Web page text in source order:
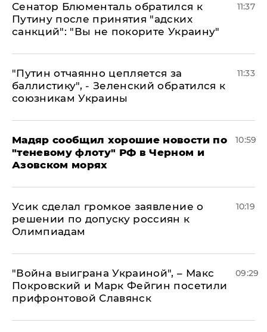
Сенатор Блюменталь обратился к
Путину после принятия "адских
санкций": "Вы не покорите Украину"
11:37
"Путин отчаянно цепляется за
баллистику", - Зеленский обратился к
союзникам Украины
11:33
Мадяр сообщил хорошие новости по
"теневому флоту" РФ в Черном и
Азовском морях
10:59
Усик сделал громкое заявление о
решении по допуску россиян к
Олимпиадам
10:19
"Война выиграна Украиной", – Макс
Покровский и Марк Фейгин посетили
прифронтовой Славянск
09:29